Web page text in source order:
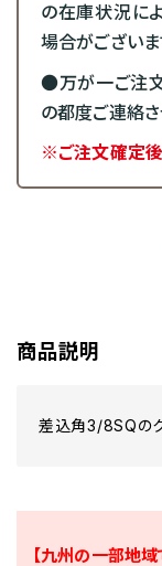
の在庫状況に
場合がございま
●万が一ご注
の都度ご連絡さ
※ご注文確定後
商品説明
差込角3/8SQのク
【九州の一部地